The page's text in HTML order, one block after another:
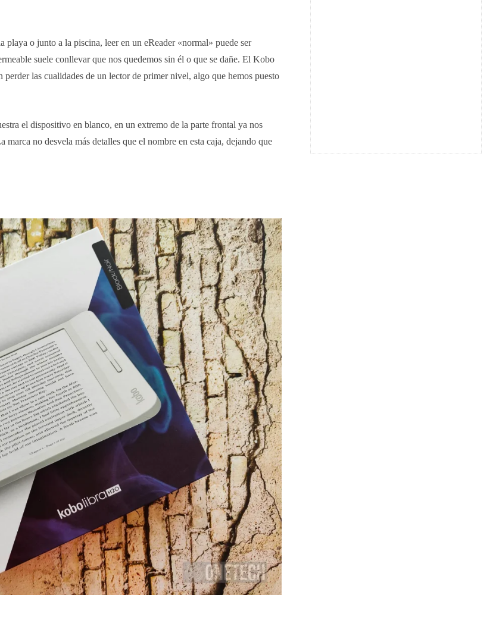
playa o junto a la piscina, leer en un eReader «normal» puede ser
suele conllevar que nos quedemos sin él o que se dañe. El Kobo
las cualidades de un lector de primer nivel, algo que hemos puesto
el dispositivo en blanco, en un extremo de la parte frontal ya nos
no desvela más detalles que el nombre en esta caja, dejando que